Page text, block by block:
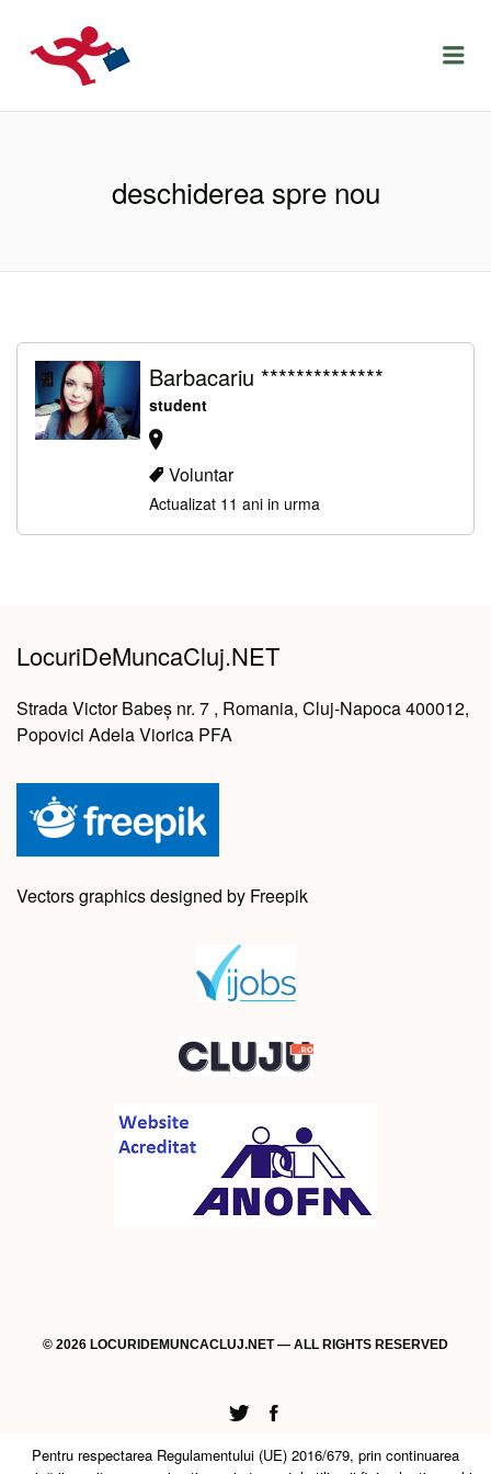
LOCURIDEMUNCACLUJ.NET
deschiderea spre nou
Barbacariu **************
student
Voluntar
Actualizat 11 ani in urma
LocuriDeMuncaCluj.NET
Strada Victor Babeș nr. 7 , Romania, Cluj-Napoca 400012,
Popovici Adela Viorica PFA
Vectors graphics designed by Freepik
© 2026 LOCURIDEMUNCACLUJ.NET — ALL RIGHTS RESERVED
Twitter
Facebook
Pentru respectarea Regulamentului (UE) 2016/679, prin continuarea